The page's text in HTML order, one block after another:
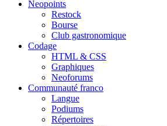
Neopoints
Restock
Bourse
Club gastronomique
Codage
HTML & CSS
Graphiques
Neoforums
Communauté franco
Langue
Podiums
Répertoires